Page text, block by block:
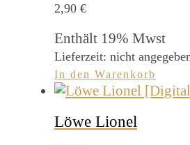
2,90 €
Enthält 19% Mwst
Lieferzeit: nicht
In den Warenkorb
Löwe Lionel